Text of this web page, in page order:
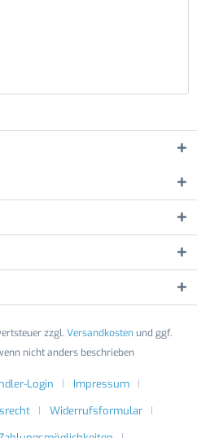
zzgl.Versandkostenund ggf.
nicht anders beschrieben
Login
Impressum
Widerrufsformular